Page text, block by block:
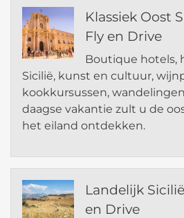
Klassiek Oost
Fly en Drive
Boutique hotels,
Sicilië, kunst en cultuur,
kookkursussen,
daagse vakantie zult u de
het eiland ontdekken.
Landelijk
en Drive